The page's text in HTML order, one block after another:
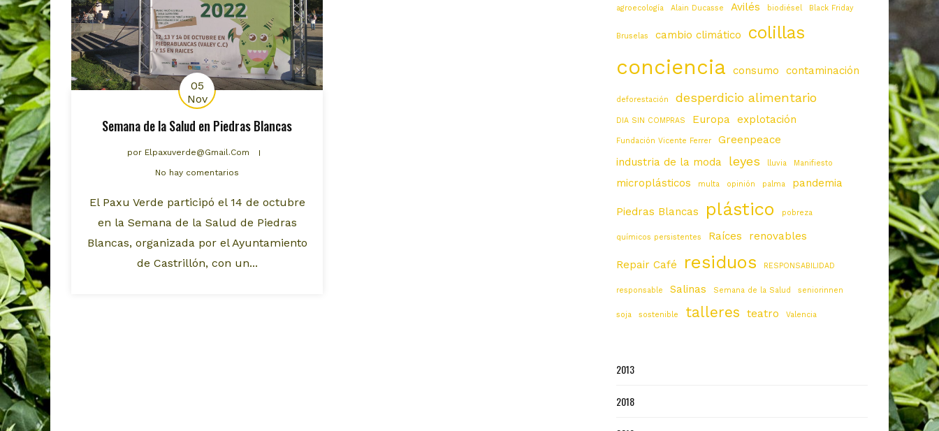
05
Nov
Semana de la Salud en Piedras Blancas
por Elpaxuverde@gmail.com
No hay comentarios
El Paxu Verde participó el 14 de octubre
en la Semana de la Salud de Piedras
Blancas, organizada por el Ayuntamiento
de Castrillón, con un...
agroecología Alain Ducasse Avilés biodiésel Black Friday
Bruselas cambio climático colillas
conciencia consumo contaminación
deforestación desperdicio alimentario
DIA SIN COMPRAS Europa explotación
Fundación Vicente Ferrer
Greenpeace
industria de la moda
leyes lluvia Manifiesto
microplásticos multa opinión palma pandemia
Piedras Blancas plástico pobreza
químicos persistentes Raíces renovables
Repair Café residuos RESPONSABILIDAD
responsable Salinas Semana de la Salud seniorinnen
soja sostenible talleres teatro Valencia
2013
2018